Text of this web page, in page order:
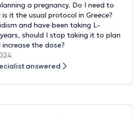
a pregnancy. Do I need to
it the usual protocol in Greece?
and have been taking L-
should I stop taking it to plan
the dose?
answered